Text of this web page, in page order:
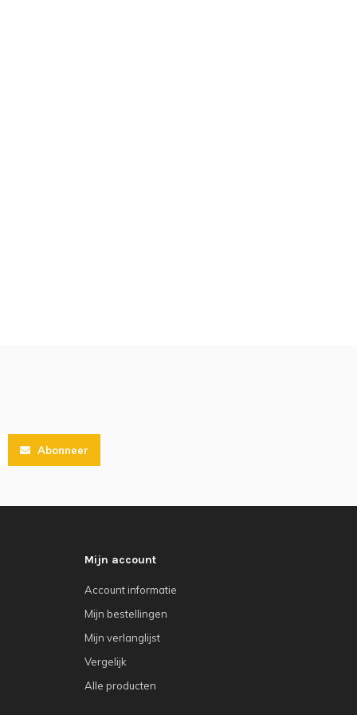
Abonneer
Mijn account
Account informatie
Mijn bestellingen
Mijn verlanglijst
Vergelijk
Alle producten